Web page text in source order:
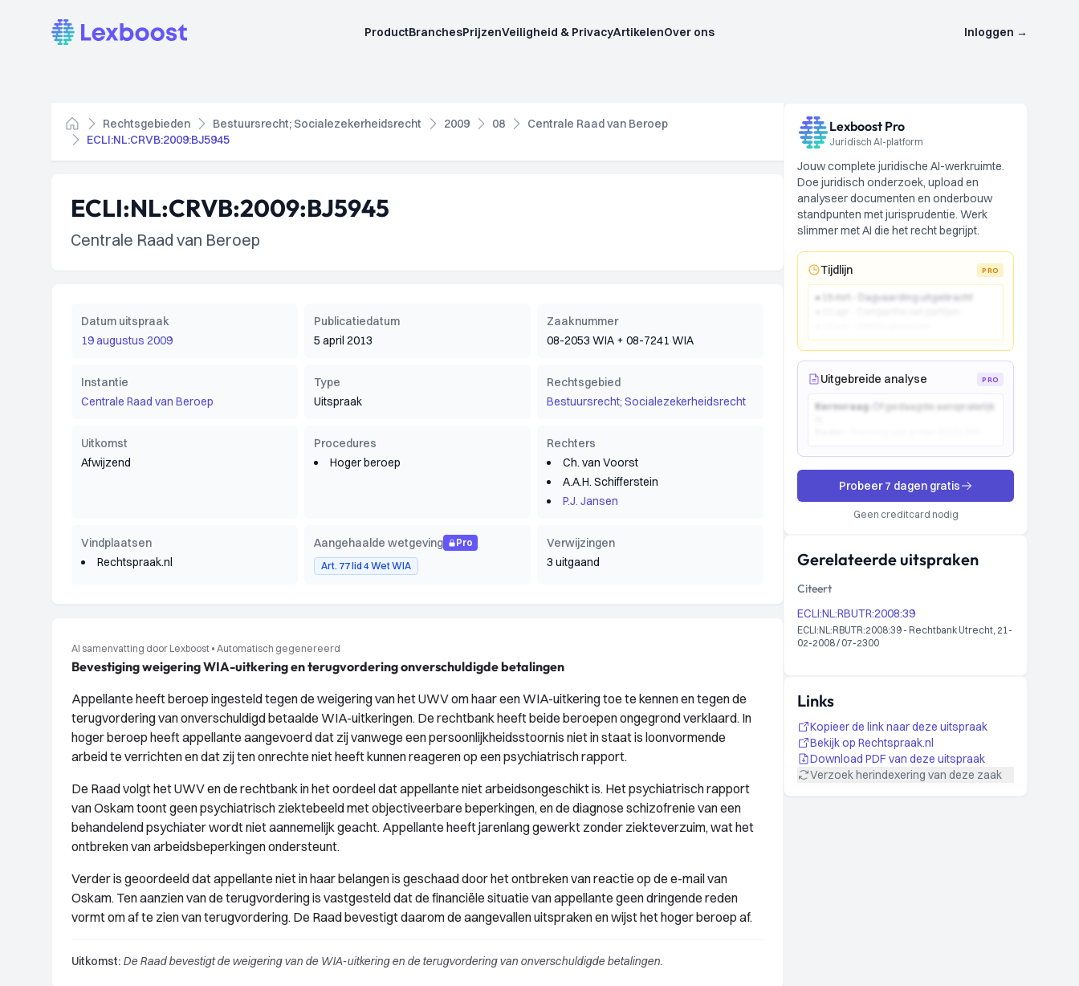
Lexboost ProductBranchesPrijzenVeiligheid & PrivacyArtikelenOver ons Inloggen →
Home
Rechtsgebieden Bestuursrecht; Socialezekerheidsrecht 2009 08
Centrale Raad van Beroep
ECLI:NL:CRVB:2009:BJ5945
ECLI:NL:CRVB:2009:BJ5945
Centrale Raad van Beroep
Datum uitspraak
19 augustus 2009
Publicatiedatum
5 april 2013
Zaaknummer
08-2053 WIA + 08-7241 WIA
Instantie
Centrale Raad van Beroep
Type
Uitspraak
Rechtsgebied
Bestuursrecht; Socialezekerheidsrecht
Uitkomst
Afwijzend
Procedures
Hoger beroep
Rechters
Ch. van Voorst
A.A.H. Schifferstein
P.J. Jansen
Vindplaatsen
Rechtspraak.nl
Aangehaalde wetgeving
Pro
Art. 77 lid 4 Wet WIA
Verwijzingen
3 uitgaand
AI samenvatting door Lexboost • Automatisch gegenereerd
Bevestiging weigering WIA-uitkering en terugvordering onverschuldigde betalingen
Appellante heeft beroep ingesteld tegen de weigering van het UWV om haar een WIA-uitkering toe te kennen en tegen de
terugvordering van onverschuldigd betaalde WIA-uitkeringen. De rechtbank heeft beide beroepen ongegrond verklaard. In
hoger beroep heeft appellante aangevoerd dat zij vanwege een persoonlijkheidsstoornis niet in staat is loonvormende
arbeid te verrichten en dat zij ten onrechte niet heeft kunnen reageren op een psychiatrisch rapport.
De Raad volgt het UWV en de rechtbank in het oordeel dat appellante niet arbeidsongeschikt is. Het psychiatrisch rapport
van Oskam toont geen psychiatrisch ziektebeeld met objectiveerbare beperkingen, en de diagnose schizofrenie van een
behandelend psychiater wordt niet aannemelijk geacht. Appellante heeft jarenlang gewerkt zonder ziekteverzuim, wat het
ontbreken van arbeidsbeperkingen ondersteunt.
Verder is geoordeeld dat appellante niet in haar belangen is geschaad door het ontbreken van reactie op de e-mail van
Oskam. Ten aanzien van de terugvordering is vastgesteld dat de financiële situatie van appellante geen dringende reden
vormt om af te zien van terugvordering. De Raad bevestigt daarom de aangevallen uitspraken en wijst het hoger beroep af.
Uitkomst: De Raad bevestigt de weigering van de WIA-uitkering en de terugvordering van onverschuldigde betalingen.
Lexboost Pro
Juridisch AI-platform
Jouw complete juridische AI-werkruimte.
Doe juridisch onderzoek, upload en
analyseer documenten en onderbouw
standpunten met jurisprudentie. Werk
slimmer met AI die het recht begrijpt.
Tijdlijn PRO
● 15 mrt - Dagvaarding uitgebracht
Uitgebreide analyse PRO
Kernvraag:
Of gedaagde aansprakelijk
Probeer 7 dagen gratis
Geen creditcard nodig
Gerelateerde uitspraken
Citeert
ECLI:NL:RBUTR:2008:39
ECLI:NL:RBUTR:2008:39 - Rechtbank Utrecht, 21-
02-2008 / 07-2300
Links
Kopieer de link naar deze uitspraak
Bekijk op Rechtspraak.nl
Download PDF van deze uitspraak
Verzoek herindexering van deze zaak